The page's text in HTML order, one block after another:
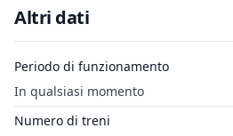
Altri dati
Periodo di funzionamento
In qualsiasi momento
Numero di treni